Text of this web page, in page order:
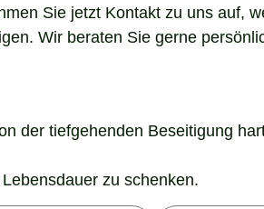
Sie jetzt Kontakt zu uns auf,
Wir beraten Sie gerne
der tiefgehenden Beseitigung
zu schenken.